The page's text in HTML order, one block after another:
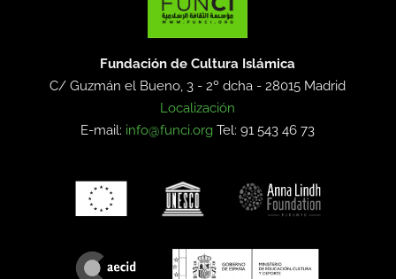
Fundación de Cultura Islámica
C/ Guzmán el Bueno, 3 - 2º dcha -28015 Madrid
Localización
E-mail: info@funci.org Tel: 91 543 46 73